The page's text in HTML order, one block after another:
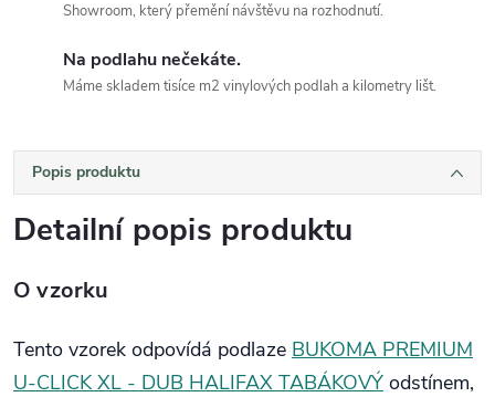
Showroom, který přemění návštěvu na rozhodnutí.
Na podlahu nečekáte.
Máme skladem tisíce m2 vinylových podlah a kilometry lišt.
Popis produktu
Detailní popis produktu
O vzorku
Tento vzorek odpovídá podlaze BUKOMA PREMIUM
U-CLICK XL - DUB HALIFAX TABÁKOVÝ odstínem,